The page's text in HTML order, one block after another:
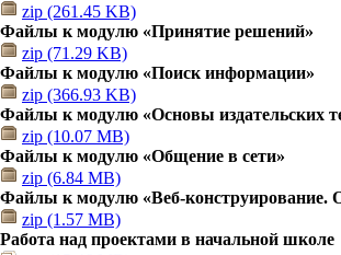
zip (261.45 KB)
Файлы к модулю «Принятие решений»
zip (71.29 KB)
Файлы к модулю «Поиск информации»
zip (366.93 KB)
Файлы к модулю «Основы издательских
zip (10.07 MB)
Файлы к модулю «Общение в сети»
zip (6.84 MB)
Файлы к модулю «Веб-конструирование.
zip (1.57 MB)
Работа над проектами в начальной школе